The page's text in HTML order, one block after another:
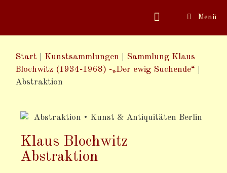
Menü
Start Kunstsammlungen
Sammlung Klaus
Blochwitz (1934-1968) -„Der ewig Suchende“
Abstraktion
Klaus Blochwitz
Abstraktion